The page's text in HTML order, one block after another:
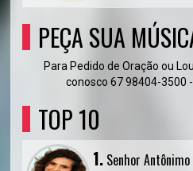
PEÇA SUA
Para Pedido de Oração ou
conosco 67 98404-3500
TOP 10
1. Senhor Antônimo